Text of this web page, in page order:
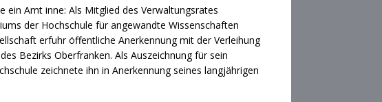
ein Amt inne: Als Mitglied des Verwaltungsrates
der Hochschule für angewandte Wissenschaften
erfuhr öffentliche Anerkennung mit der Verleihung
Bezirks Oberfranken. Als Auszeichnung für sein
zeichnete ihn in Anerkennung seines langjährigen